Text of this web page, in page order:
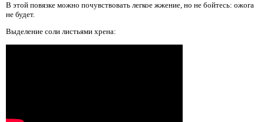
В этой повязке можно почувствовать легкое жжение, но не бойтесь: ожога
не будет.
Выделение соли листьями хрена: